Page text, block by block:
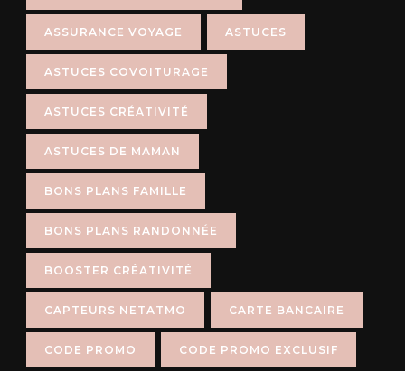
ASSURANCE VOYAGE ASTUCES
ASTUCES COVOITURAGE
ASTUCES CRÉATIVITÉ
ASTUCES DE MAMAN
BONS PLANS FAMILLE
BONS PLANS RANDONNÉE
BOOSTER CRÉATIVITÉ
CAPTEURS NETATMO CARTE BANCAIRE
CODE PROMO CODE PROMO EXCLUSIF